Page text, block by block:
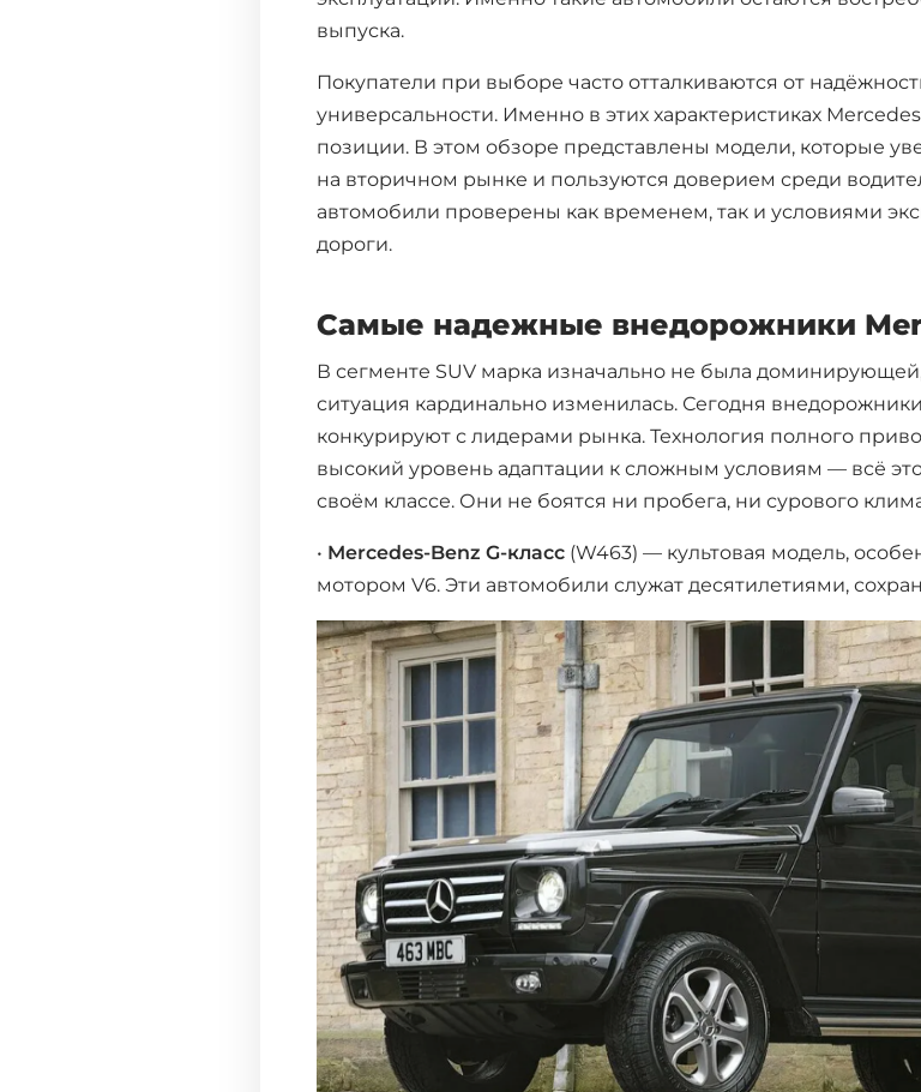
выпуска.
Покупатели при выборе часто отталкиваются от
универсальности. Именно в этих характеристиках
позиции. В этом обзоре представлены модели, которые
на вторичном рынке и пользуются доверием среди
автомобили проверены как временем, так и условиями
дороги.
Самые надежные внедорожники
В сегменте SUV марка изначально не была
ситуация кардинально изменилась. Сегодня
конкурируют с лидерами рынка. Технология полного
высокий уровень адаптации к сложным условиям — всё
своём классе. Они не боятся ни пробега, ни сурового
• Mercedes-Benz G-класс(W463) — культовая модель,
мотором V6. Эти автомобили служат десятилетиями,